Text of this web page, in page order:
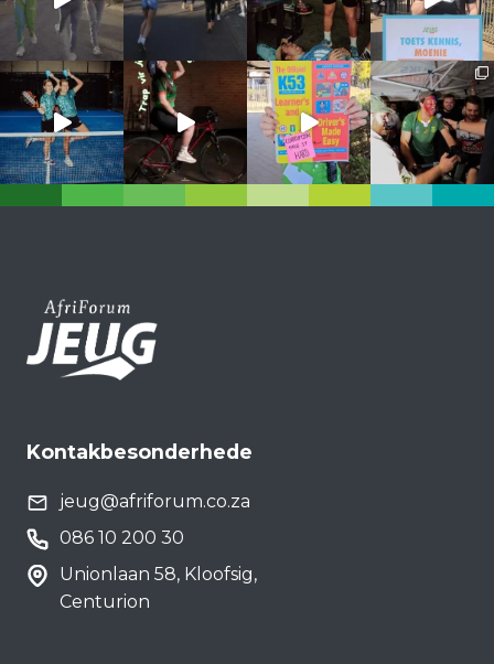
Kontakbesonderhede
jeug@afriforum.co.za
086 10 200 30
Unionlaan 58, Kloofsig,
Centurion